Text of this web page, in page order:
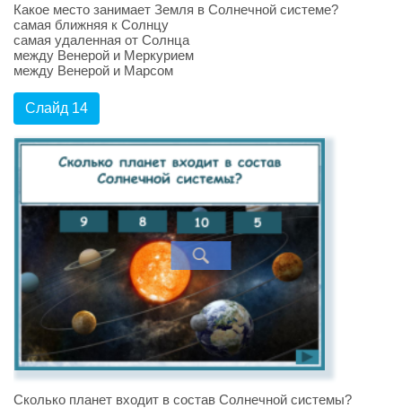
Какое место занимает Земля в Солнечной системе?
самая ближняя к Солнцу
самая удаленная от Солнца
между Венерой и Меркурием
между Венерой и Марсом
Слайд 14
Сколько планет входит в состав Солнечной системы?